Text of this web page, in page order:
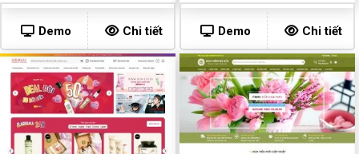
Demo Chi tiết Demo Chi tiết